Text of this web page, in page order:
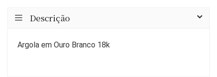
Descrição
Argola em Ouro Branco 18k